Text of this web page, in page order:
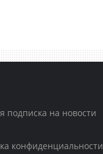
подписка на новости
конфиденциальности